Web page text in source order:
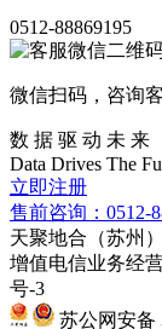
0512-88869195
微信扫码，咨询
数 据 驱 动 未 来
Data Drives The
立即注册
售前咨询：0512-
天聚地合（苏州
增值电信业务经
号-3
苏公网安备